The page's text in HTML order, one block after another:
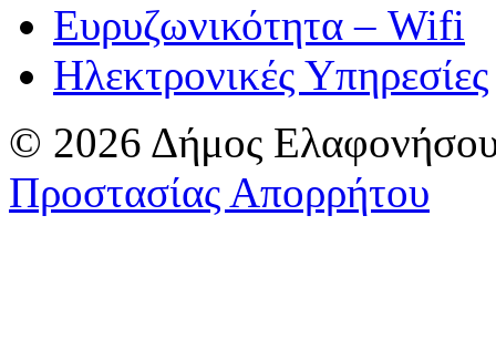
Ευρυζωνικότητα – Wifi
Ηλεκτρονικές Υπηρεσίες
© 2026 Δήμος
Προστασίας Απορρήτου